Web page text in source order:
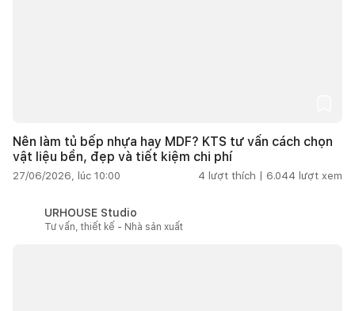
Nên làm tủ bếp nhựa hay MDF? KTS tư vấn cách chọn
vật liệu bền, đẹp và tiết kiệm chi phí
27/06/2026, lúc 10:00 4 lượt thích | 6.044 lượt xem
URHOUSE Studio
Tư vấn, thiết kế - Nhà sản xuất